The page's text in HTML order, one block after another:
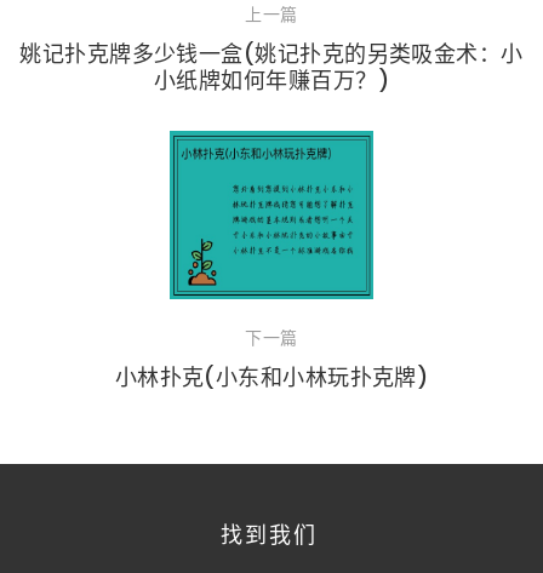
上一篇
姚记扑克牌多少钱一盒(姚记扑克的另类吸金术：小
小纸牌如何年赚百万？)
下一篇
小林扑克(小东和小林玩扑克牌)
找到我们